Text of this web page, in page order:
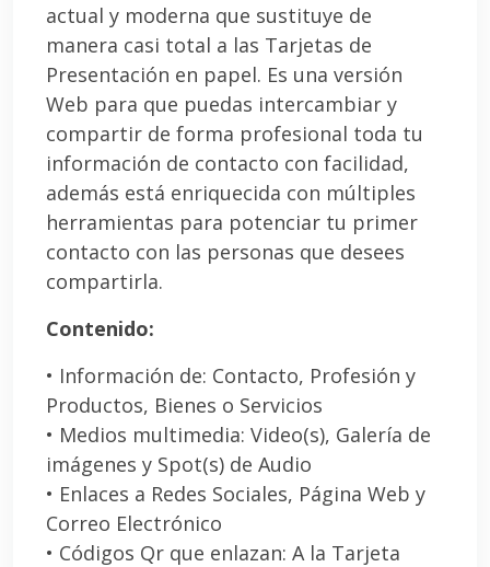
actual y moderna que sustituye de
manera casi total a las Tarjetas de
Presentación en papel. Es una versión
Web para que puedas intercambiar y
compartir de forma profesional toda tu
información de contacto con facilidad,
además está enriquecida con múltiples
herramientas para potenciar tu primer
contacto con las personas que desees
compartirla.
Contenido:
• Información de: Contacto, Profesión y
Productos, Bienes o Servicios
• Medios multimedia: Video(s), Galería de
imágenes y Spot(s) de Audio
• Enlaces a Redes Sociales, Página Web y
Correo Electrónico
• Códigos Qr que enlazan: A la Tarjeta